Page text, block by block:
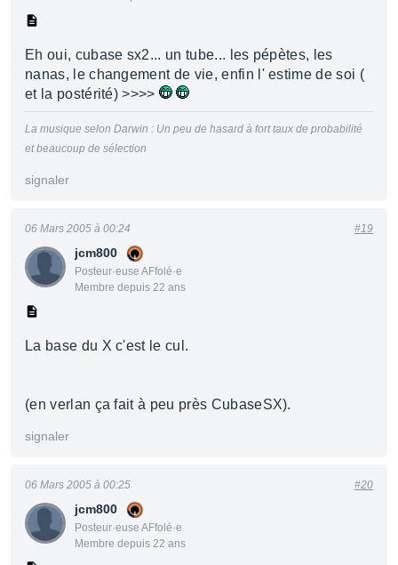
Eh oui, cubase sx2... un tube... les pépètes, les
nanas, le changement de vie, enfin l' estime de soi (
et la postérité) >>>>
La musique selon Darwin : Un peu de hasard à fort taux de probabilité
et beaucoup de sélection
signaler
jcm800
Posteur·euse AFfolé·e
Membre depuis 22 ans
06 Mars 2005 à 00:24 #19
La base du X c'est le cul.
(en verlan ça fait à peu près CubaseSX).
signaler
jcm800
Posteur·euse AFfolé·e
Membre depuis 22 ans
06 Mars 2005 à 00:25 #20